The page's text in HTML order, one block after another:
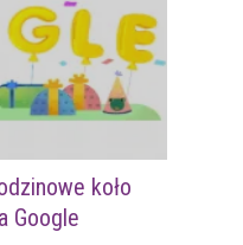
koło
Google